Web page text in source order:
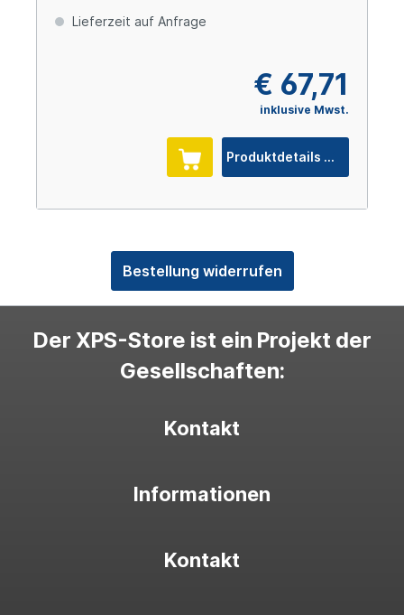
Lieferzeit auf Anfrage
€ 67,71
inklusive Mwst.
Produktdetails
Bestellung widerrufen
Der XPS-Store ist ein Projekt der
Gesellschaften:
Kontakt
Informationen
Kontakt